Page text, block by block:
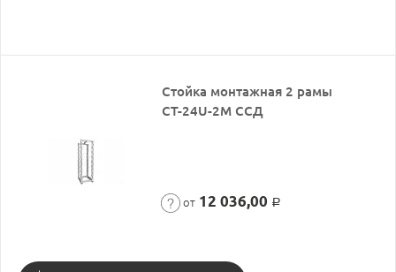
Стойка монтажная 2 рамы
СТ-24U-2М ССД
от 12 036,00 Р